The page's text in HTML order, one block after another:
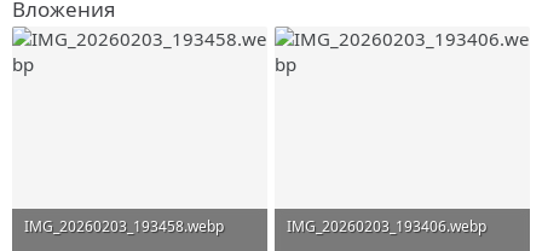
Вложения
IMG_20260203_193458.webp
IMG_20260203_193406.webp